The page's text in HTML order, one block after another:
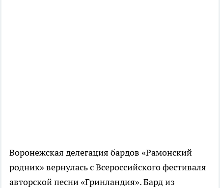
Воронежская делегация бардов «Рамонский
родник» вернулась с Всероссийского фестиваля
авторской песни «Гринландия». Бард из